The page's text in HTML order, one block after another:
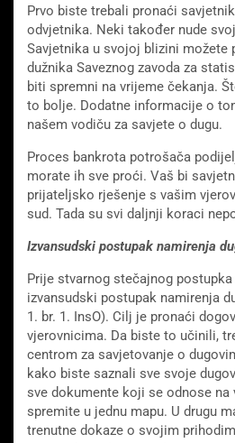
Prvo biste trebali pronaći
odvjetnika. Neki također nude
Savjetnika u svojoj blizini možete
dužnika Saveznog zavoda za
biti spremni na vrijeme čekanja.
to bolje. Dodatne informacije o
našem vodiču za savjete o dugu.
Proces bankrota potrošača
morate ih sve proći. Vaš bi
prijateljsko rješenje s vašim
sud. Tada su svi daljnji koraci
Izvansudski postupak namirenja
Prije stvarnog stečajnog
izvansudski postupak namirenja
1. br. 1. InsO). Cilj je pronaći
vjerovnicima. Da biste to učinili,
centrom za savjetovanje o
kako biste saznali sve svoje
sve dokumente koji se odnose na
spremite u jednu mapu. U drugu
trenutne dokaze o svojim